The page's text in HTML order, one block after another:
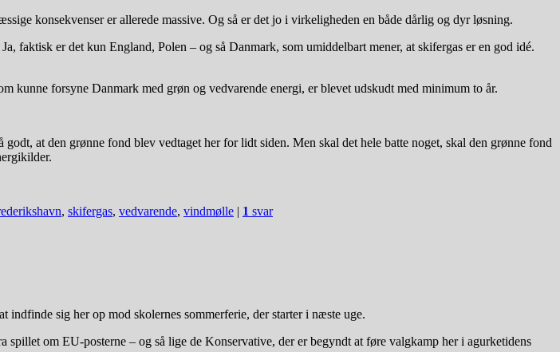
konsekvenser er allerede massive. Og så er det jo i virkeligheden en både dårlig og dyr løsning.
faktisk er det kun England, Polen – og så Danmark, som umiddelbart mener, at skifergas er en god idé.
forsyne Danmark med grøn og vedvarende energi, er blevet udskudt med minimum to år.
at den grønne fond blev vedtaget her for lidt siden. Men skal det hele batte noget, skal den grønne fond
, skifergas, vedvarende, vindmølle | 1 svar
indfinde sig her op mod skolernes sommerferie, der starter i næste uge.
om EU-posterne – og så lige de Konservative, der er begyndt at føre valgkamp her i agurketidens